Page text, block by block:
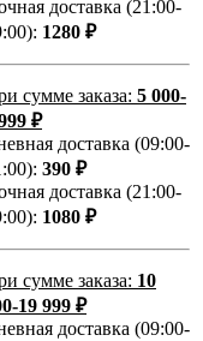
доставка (21:00-
1280 ₽
сумме заказа: 5 000-
₽
доставка (09:00-
390 ₽
доставка (21:00-
1080 ₽
сумме заказа: 10
19 999 ₽
доставка (09:00-